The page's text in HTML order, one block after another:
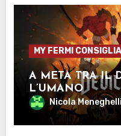
MY FERMI CONSIGLIA
A METÀ TRA IL
L’UMANO
Nicola Meneghelli